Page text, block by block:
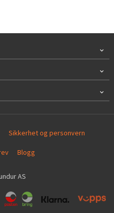
Sikkerhet og personvern
Blogg
AS